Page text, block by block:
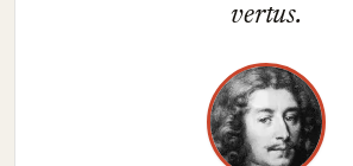
vertus.